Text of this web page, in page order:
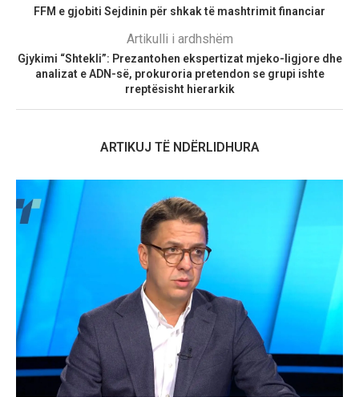
FFM e gjobiti Sejdinin për shkak të mashtrimit financiar
Artikulli i ardhshëm
Gjykimi “Shtekli”: Prezantohen ekspertizat mjeko-ligjore dhe
analizat e ADN-së, prokuroria pretendon se grupi ishte
rreptësisht hierarkik
ARTIKUJ TË NDËRLIDHURA